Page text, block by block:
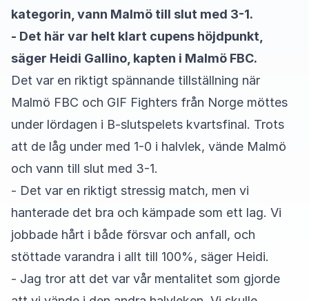
kategorin, vann Malmö till slut med 3-1.
- Det här var helt klart cupens höjdpunkt,
säger Heidi Gallino, kapten i Malmö FBC.
Det var en riktigt spännande tillställning när
Malmö FBC och GIF Fighters från Norge möttes
under lördagen i B-slutspelets kvartsfinal. Trots
att de låg under med 1-0 i halvlek, vände Malmö
och vann till slut med 3-1.
- Det var en riktigt stressig match, men vi
hanterade det bra och kämpade som ett lag. Vi
jobbade hårt i både försvar och anfall, och
stöttade varandra i allt till 100%, säger Heidi.
- Jag tror att det var vår mentalitet som gjorde